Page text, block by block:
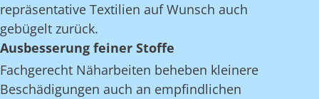
repräsentative Textilien auf Wunsch auch
gebügelt zurück.
Ausbesserung feiner Stoffe
Fachgerecht Näharbeiten beheben kleinere
Beschädigungen auch an empfindlichen